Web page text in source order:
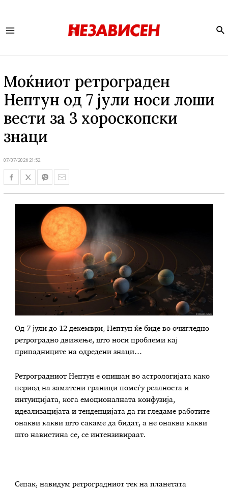
Моќниот ретрограден
Нептун од 7 јули носи лоши
вести за 3 хороскопски
знаци
07/07/2026 21:52
Од 7 јули до 12 декември, Нептун ќе биде во очигледно
ретроградно движење, што носи проблеми кај
припадниците на одредени знаци…
Ретроградниот Нептун е опишан во астрологијата како
период на заматени граници помеѓу реалноста и
интуицијата, кога емоционалната конфузија,
идеализацијата и тенденцијата да ги гледаме работите
онакви какви што сакаме да бидат, а не онакви какви
што навистина се, се интензивираат.
Сепак, навидум ретроградниот тек на планетата